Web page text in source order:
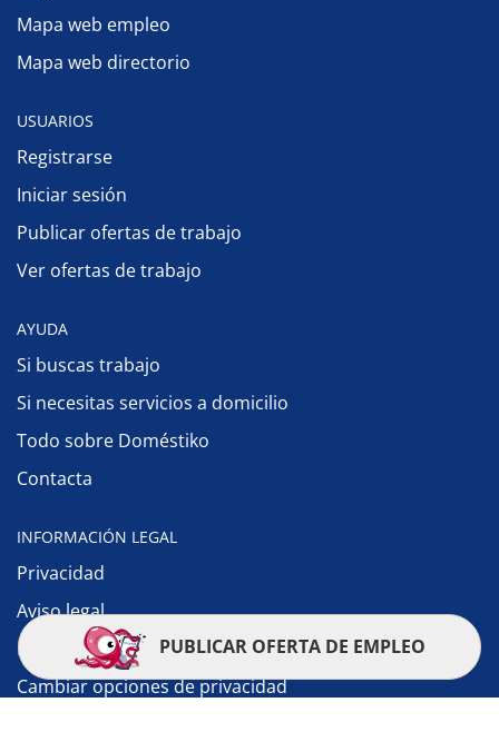
Mapa web empleo
Mapa web directorio
USUARIOS
Registrarse
Iniciar sesión
Publicar ofertas de trabajo
Ver ofertas de trabajo
AYUDA
Si buscas trabajo
Si necesitas servicios a domicilio
Todo sobre Doméstiko
Contacta
INFORMACIÓN LEGAL
Privacidad
Aviso legal
Política de cookies
Cambiar opciones de privacidad
PUBLICAR OFERTA DE EMPLEO